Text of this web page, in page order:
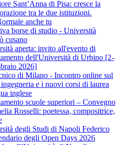
Sant’Anna di Pisa: cresce la
tra le due istituzioni.
anche tu
borse di studio - Università
cusano
aperta: invito all'evento di
dell'Università di Urbino [2-
2026]
di Milano - Incontro online sul
e i nuovi corsi di laurea
inglese
scuole superiori – Convegno
Rosselli: poetessa, compositrice,
degli Studi di Napoli Federico
degli Open Days 2026